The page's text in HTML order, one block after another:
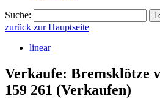
Suche:
zurück zur Hauptseite
linear
Verkaufe: Bremsklötze
159 261 (Verkaufen)